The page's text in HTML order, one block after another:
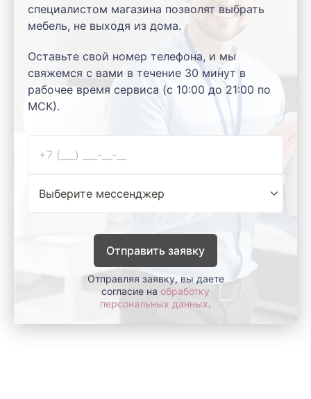
специалистом магазина позволят выбрать
мебель, не выходя из дома.
Оставьте свой номер телефона, и мы
свяжемся с вами в течение 30 минут в
рабочее время сервиса (с 10:00 до 21:00 по
МСК).
Отправить заявку
Отправляя заявку, вы даете
согласие на обработку
персональных данных.